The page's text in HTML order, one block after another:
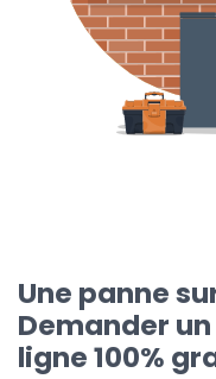
Une panne
Demander
ligne 100%